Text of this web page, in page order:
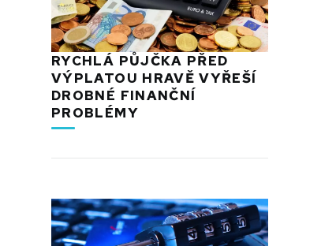
RYCHLÁ PŮJČKA PŘED
VÝPLATOU HRAVĚ VYŘEŠÍ
DROBNÉ FINANČNÍ
PROBLÉMY